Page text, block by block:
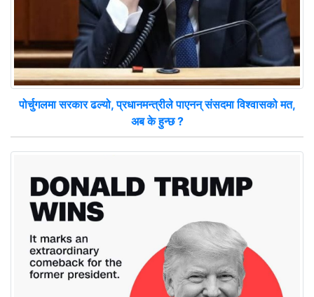
पोर्चुगलमा सरकार ढल्यो, प्रधानमन्त्रीले पाएनन् संसदमा विश्वासको मत,
अब के हुन्छ ?